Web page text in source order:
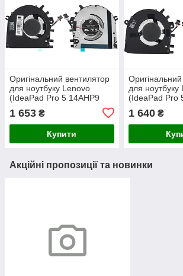
Оригінальний вентилятор
для ноутбуку Lenovo
(IdeaPad Pro 5 14AHP9
1 653 ₴
Купити
для ноутбуку
(IdeaPad Pro
1 640₴
Акційні пропозиції та новинки